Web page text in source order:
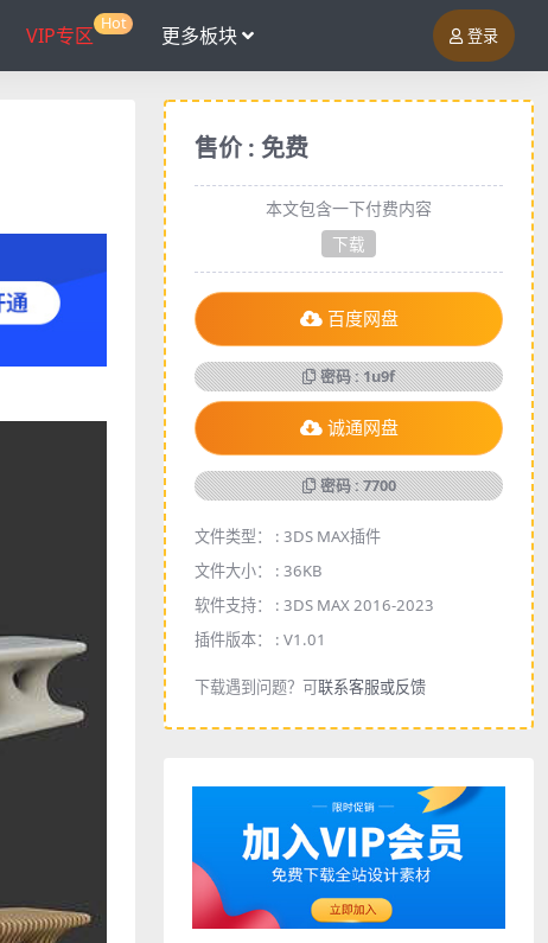
VIP专区 Hot 更多板块 登录
售价 : 免费
本文包含一下付费内容
下载
百度网盘
密码 : 1u9f
诚通网盘
密码 : 7700
文件类型： : 3DS MAX插件
文件大小： : 36KB
软件支持： : 3DS MAX 2016-2023
插件版本： : V1.01
下载遇到问题？可联系客服或反馈